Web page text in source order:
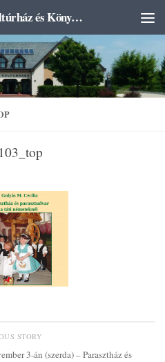
Tát Város Önkormányzat Kultúrház és Könyvtár
STORY
3-án (szerda) – Parasztház és